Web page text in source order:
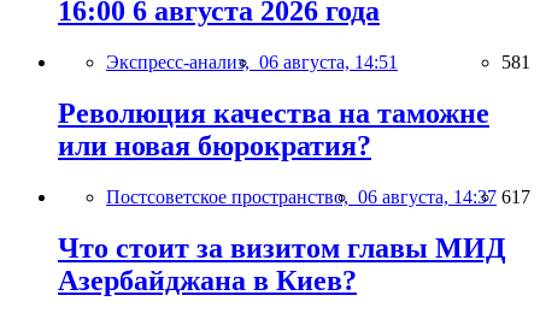
16:00 6 августа 2026 года
Экспресс-анализ, 06 августа, 14:51 581
Революция качества на таможне
или новая бюрократия?
Постсоветское пространство, 06 августа, 14:37 617
Что стоит за визитом главы МИД
Азербайджана в Киев?